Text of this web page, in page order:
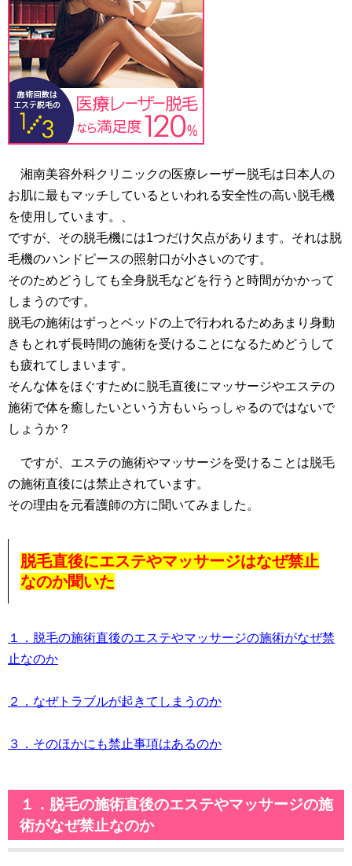
湘南美容外科クリニックの医療レーザー脱毛は日本人の
お肌に最もマッチしているといわれる安全性の高い脱毛機
を使用しています。、
ですが、その脱毛機には1つだけ欠点があります。それは脱
毛機のハンドピースの照射口が小さいのです。
そのためどうしても全身脱毛などを行うと時間がかかって
しまうのです。
脱毛の施術はずっとベッドの上で行われるためあまり身動
きもとれず長時間の施術を受けることになるためどうして
も疲れてしまいます。
そんな体をほぐすために脱毛直後にマッサージやエステの
施術で体を癒したいという方もいらっしゃるのではないで
しょうか？
ですが、エステの施術やマッサージを受けることは脱毛
の施術直後には禁止されています。
その理由を元看護師の方に聞いてみました。
脱毛直後にエステやマッサージはなぜ禁止
なのか聞いた
１．脱毛の施術直後のエステやマッサージの施術がなぜ禁
止なのか
２．なぜトラブルが起きてしまうのか
３．そのほかにも禁止事項はあるのか
１．脱毛の施術直後のエステやマッサージの施
術がなぜ禁止なのか